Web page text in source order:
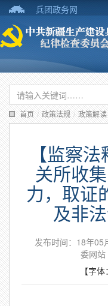
兵团政务网
首页 / 政策法规 / 政策解读
【监察
关所收
力，取证
及非
发布时间：18年05
委网站
【字体：